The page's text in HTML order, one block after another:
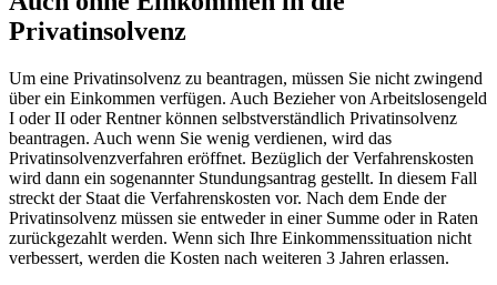
Privatinsolvenz
Um eine Privatinsolvenz zu beantragen, müssen Sie nicht zwingend
über ein Einkommen verfügen. Auch Bezieher von Arbeitslosengeld
I oder II oder Rentner können selbstverständlich Privatinsolvenz
beantragen. Auch wenn Sie wenig verdienen, wird das
Privatinsolvenzverfahren eröffnet. Bezüglich der Verfahrenskosten
wird dann ein sogenannter Stundungsantrag gestellt. In diesem Fall
streckt der Staat die Verfahrenskosten vor. Nach dem Ende der
Privatinsolvenz müssen sie entweder in einer Summe oder in Raten
zurückgezahlt werden. Wenn sich Ihre Einkommenssituation nicht
verbessert, werden die Kosten nach weiteren 3 Jahren erlassen.